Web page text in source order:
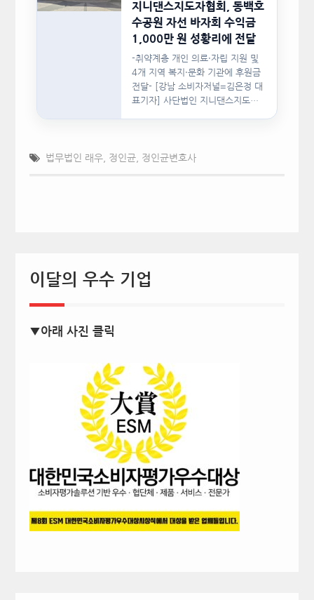
지니댄스지도자협회, 동백호
수공원 자선 바자회 수익금
1,000만 원 성황리에 전달
-취약계층 개인 의료·자립 지원 및
4개 지역 복지·문화 기관에 후원금
전달- [강남 소비자저널=김은정 대
표기자] 사단법인 지니댄스지도자
법무법인 래우, 정인균, 정인균변호사
이달의 우수 기업
▼아래 사진 클릭